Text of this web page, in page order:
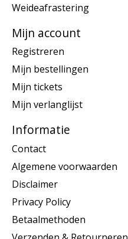
Weideafrastering
Mijn account
Registreren
Mijn bestellingen
Mijn tickets
Mijn verlanglijst
Informatie
Contact
Algemene voorwaarden
Disclaimer
Privacy Policy
Betaalmethoden